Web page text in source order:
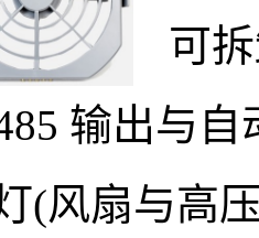
可
输出与
(风扇与高